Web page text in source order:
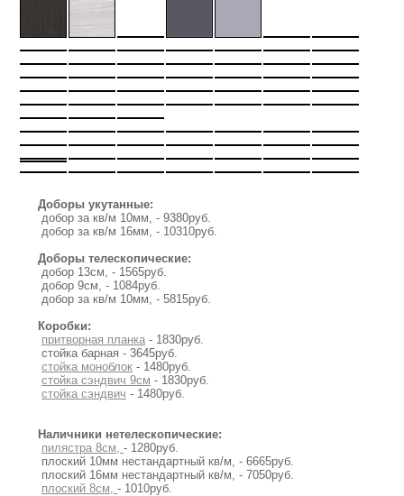
Доборы укутанные:
добор за кв/м 10мм, - 9380руб.
добор за кв/м 16мм, - 10310руб.
Доборы телескопические:
добор 13см, - 1565руб.
добор 9см, - 1084руб.
добор за кв/м 10мм, - 5815руб.
Коробки:
притворная планка - 1830руб.
стойка барная - 3645руб.
стойка моноблок - 1480руб.
стойка сэндвич 9см - 1830руб.
стойка сэндвич - 1480руб.
Наличники нетелескопические:
пилястра 8см, - 1280руб.
плоский 10мм нестандартный кв/м, - 6665руб.
плоский 16мм нестандартный кв/м, - 7050руб.
плоский 8см, - 1010руб.